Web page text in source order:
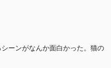
ーンがなんか面白かった。猫の